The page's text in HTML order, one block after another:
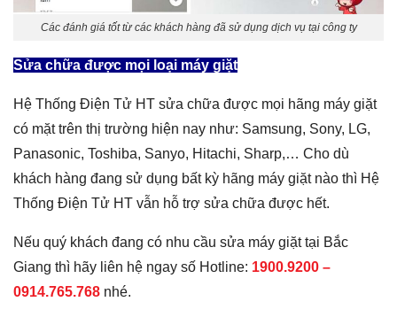
Các đánh giá tốt từ các khách hàng đã sử dụng dịch vụ tại công ty
Sửa chữa được mọi loại máy giặt
Hệ Thống Điện Tử HT sửa chữa được mọi hãng máy giặt
có mặt trên thị trường hiện nay như: Samsung, Sony, LG,
Panasonic, Toshiba, Sanyo, Hitachi, Sharp,… Cho dù
khách hàng đang sử dụng bất kỳ hãng máy giặt nào thì Hệ
Thống Điện Tử HT vẫn hỗ trợ sửa chữa được hết.
Nếu quý khách đang có nhu cầu sửa máy giặt tại Bắc
Giang thì hãy liên hệ ngay số Hotline: 1900.9200 –
0914.765.768 nhé.